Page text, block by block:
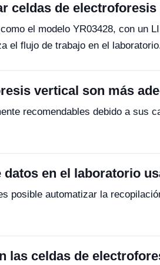
celdas de
el modelo YR03428, con un
el flujo de trabajo en el
vertical son más
recomendables debido a
en el laboratorio
posible automatizar la
las celdas de